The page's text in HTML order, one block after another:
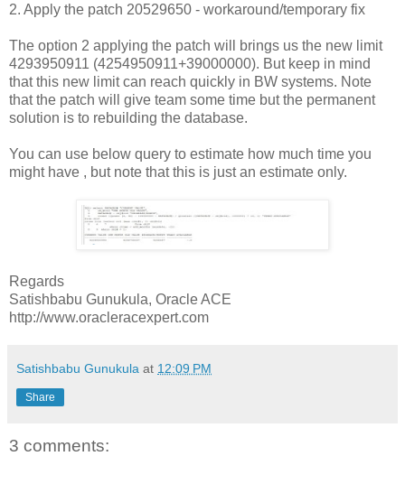
2. Apply the patch 20529650 - workaround/temporary fix
The option 2 applying the patch will brings us the new limit
4293950911 (4254950911+39000000). But keep in mind
that this new limit can reach quickly in BW systems. Note
that the patch will give team some time but the permanent
solution is to rebuilding the database.
You can use below query to estimate how much time you
might have , but note that this is just an estimate only.
Regards
Satishbabu Gunukula, Oracle ACE
http://www.oracleracexpert.com
Satishbabu Gunukula at 12:09 PM
Share
3 comments: